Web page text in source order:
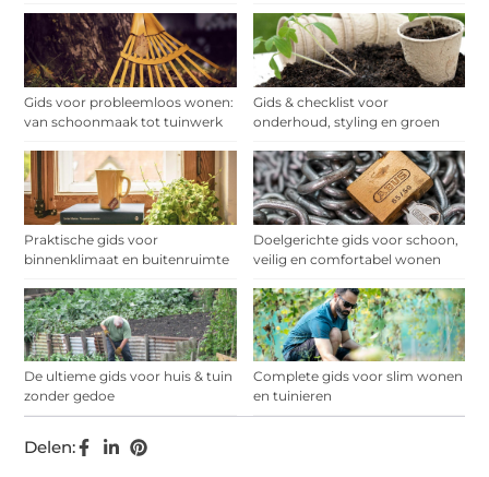
Gids voor probleemloos wonen:
van schoonmaak tot tuinwerk
Gids & checklist voor
onderhoud, styling en groen
Praktische gids voor
binnenklimaat en buitenruimte
Doelgerichte gids voor schoon,
veilig en comfortabel wonen
De ultieme gids voor huis & tuin
zonder gedoe
Complete gids voor slim wonen
en tuinieren
Delen: